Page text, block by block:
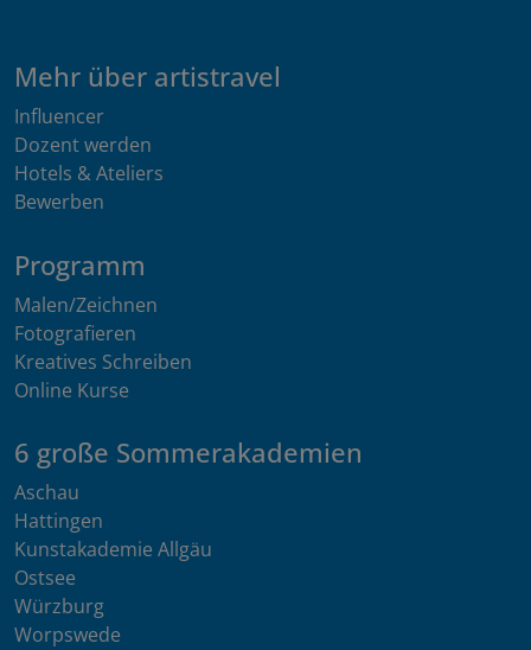
Mehr über artistravel
Influencer
Dozent werden
Hotels & Ateliers
Bewerben
Programm
Malen/Zeichnen
Fotografieren
Kreatives Schreiben
Online Kurse
6 große Sommerakademien
Aschau
Hattingen
Kunstakademie Allgäu
Ostsee
Würzburg
Worpswede